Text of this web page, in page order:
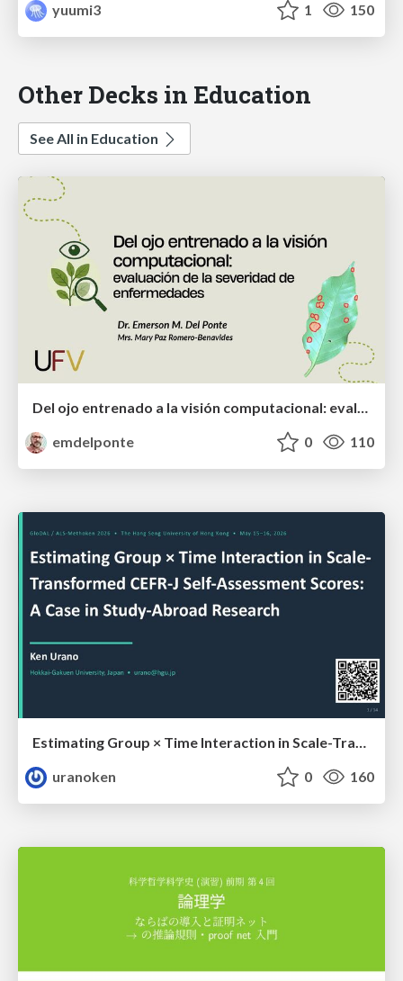
yuumi3
1 150
Other Decks in Education
See All in Education
emdelponte
0 110
Estimating Group × Time Interaction in Scale-Transformed CEFR-J Self-Assessment Scores: A Case in Study-Abroad Research
uranoken
0 160